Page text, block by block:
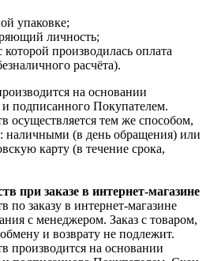
упаковке;
личность;
которой производилась оплата
расчёта).
на основании
и подписанного Покупателем.
осуществляется тем же способом,
наличными (в день обращения) или
карту (в течение срока,
при заказе в интернет-магазине
по заказу в интернет-магазине
с менеджером. Заказ с товаром,
и возврату не подлежит.
производится на основании